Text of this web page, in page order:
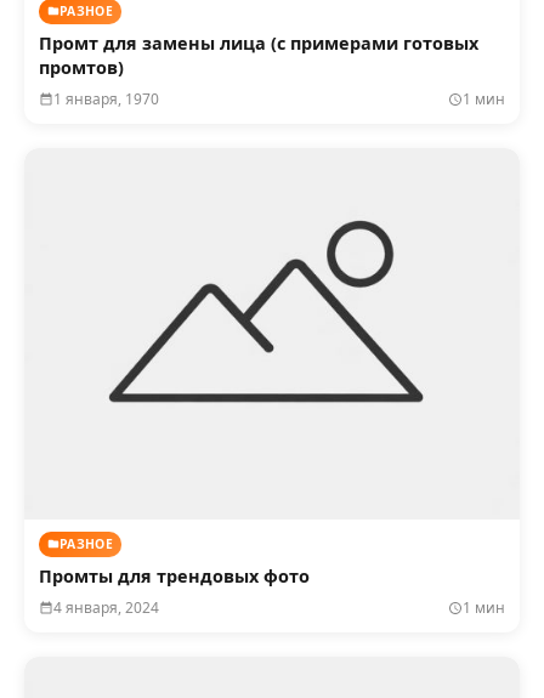
РАЗНОЕ
Промт для замены лица (с примерами готовых
промтов)
1 января, 1970 1 мин
РАЗНОЕ
Промты для трендовых фото
4 января, 2024 1 мин